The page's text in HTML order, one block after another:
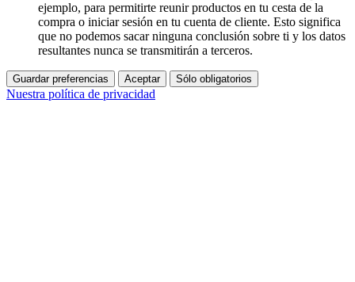
ejemplo, para permitirte reunir productos en tu cesta de la
compra o iniciar sesión en tu cuenta de cliente. Esto significa
que no podemos sacar ninguna conclusión sobre ti y los datos
resultantes nunca se transmitirán a terceros.
Guardar preferencias Aceptar Sólo obligatorios
Nuestra política de privacidad